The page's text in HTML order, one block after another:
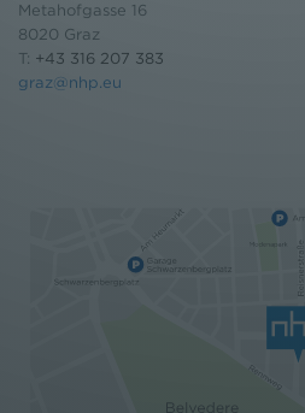
Metahofgasse 16
8020 Graz
T: +43 316 207 383
graz@nhp.eu